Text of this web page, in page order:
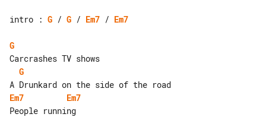
intro : G / G / Em7 / Em7
G
G
Em7
Em7
People running